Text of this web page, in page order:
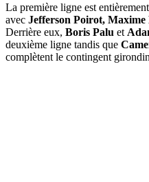
La première ligne est
avec Jefferson Poirot,
Derrière eux, Boris Palu et
deuxième ligne tandis que
complètent le contingent